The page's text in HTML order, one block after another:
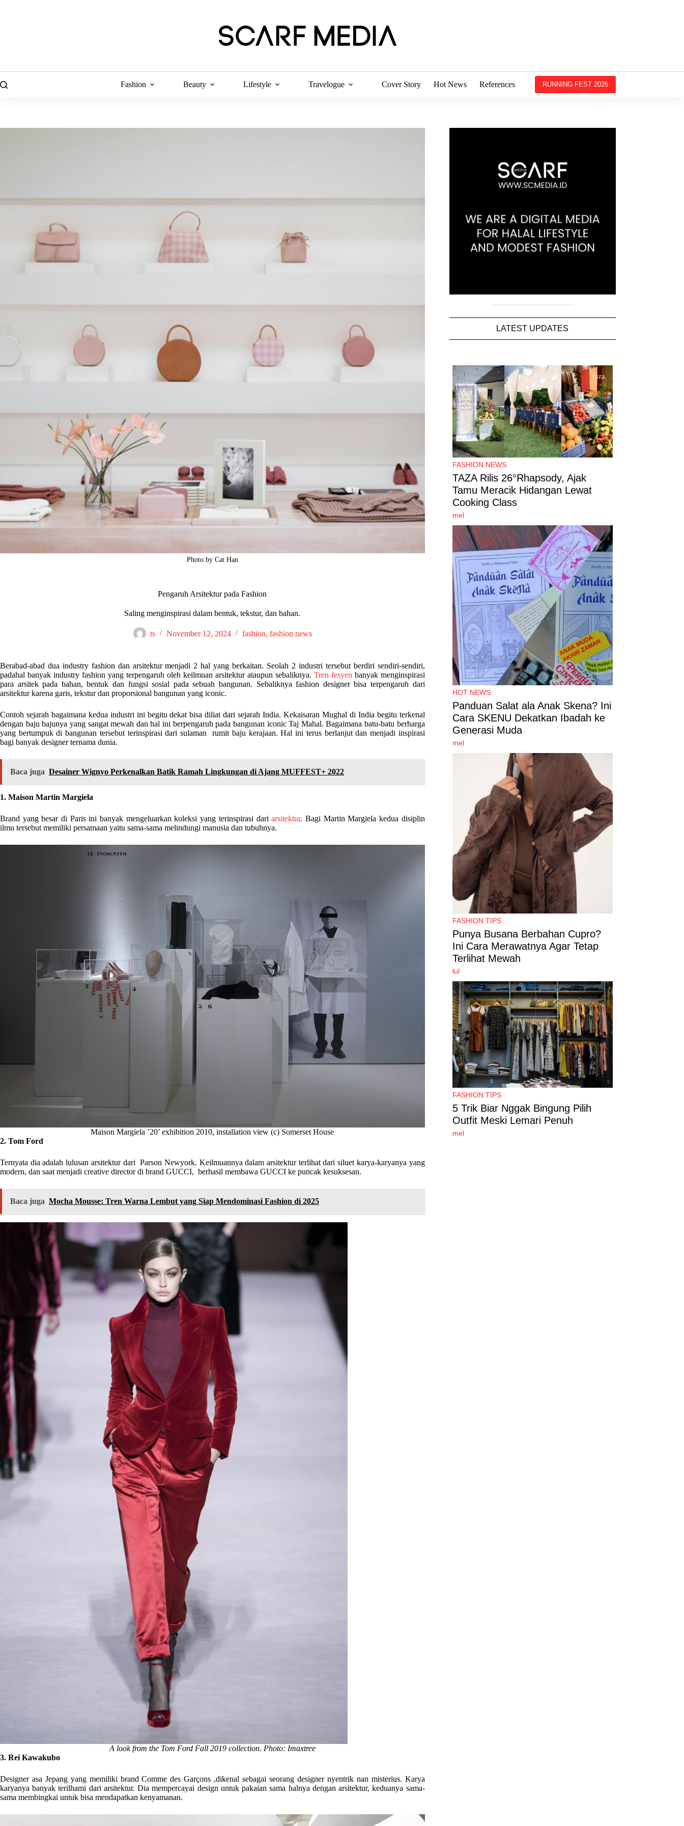
Fashion Beauty Lifestyle Travelogue Cover Story Hot News References RUNNING FEST 2026
Photo by Cat Han
Pengaruh Arsitektur pada Fashion
Saling menginspirasi dalam bentuk, tekstur, dan bahan.
ts November 12, 2024 fashion, fashion news
Berabad-abad dua industry fashion dan arsitektur menjadi 2 hal yang berkaitan. Seolah 2 industri tersebut berdiri sendiri-sendiri,
padahal banyak industry fashion yang terpengaruh oleh keilmuan arsitektur ataupun sebaliknya. Tren fesyen banyak menginspirasi
para arsitek pada bahan, bentuk dan fungsi sosial pada sebuah bangunan. Sebaliknya fashion designer bisa terpengaruh dari
arsitektur karena garis, tekstur dan proporsional bangunan yang iconic.
Contoh sejarah bagaimana kedua industri ini begitu dekat bisa diliat dari sejarah India. Kekaisaran Mughal di India begitu terkenal
dengan baju bajunya yang sangat mewah dan hal ini berpengaruh pada bangunan iconic Taj Mahal. Bagaimana batu-batu berharga
yang bertumpuk di bangunan tersebut terinspirasi dari sulaman rumit baju kerajaan. Hal ini terus berlanjut dan menjadi inspirasi
bagi banyak designer ternama dunia.
Baca juga Desainer Wignyo Perkenalkan Batik Ramah Lingkungan di Ajang MUFFEST+ 2022
1. Maison Martin Margiela
Brand yang besar di Paris ini banyak mengeluarkan koleksi yang terinspirasi dariarsitektur. Bagi Martin Margiela kedua disiplin
ilmu tersebut memiliki persamaan yaitu sama-sama melindungi manusia dan tubuhnya.
Maison Margiela ’20’ exhibition 2010, installation view (c) Somerset House
2. Tom Ford
Ternyata dia adalah lulusan arsitektur dari Parson Newyork. Keilmuannya dalam arsitektur terlihat dari siluet karya-karyanya yang
modern, dan saat menjadi creative director di brand GUCCI, berhasil membawa GUCCI ke puncak kesuksesan.
Baca juga Mocha Mousse: Tren Warna Lembut yang Siap Mendominasi Fashion di 2025
A look from the Tom Ford Fall 2019 collection. Photo: Imaxtree
3. Rei Kawakubo
Designer asa Jepang yang memiliki brand Comme des Garçons ,dikenal sebagai seorang designer nyentrik nan misterius. Karya
karyanya banyak terilhami dari arsitektur. Dia mempercayai design untuk pakaian sama halnya dengan arsitektur, keduanya sama-
sama membingkai untuk bisa mendapatkan kenyamanan.
LATEST UPDATES
FASHION NEWS
TAZA Rilis 26°Rhapsody, Ajak
Tamu Meracik Hidangan Lewat
Cooking Class
mel
HOT NEWS
Panduan Salat ala Anak Skena? Ini
Cara SKENU Dekatkan Ibadah ke
Generasi Muda
mel
FASHION TIPS
Punya Busana Berbahan Cupro?
Ini Cara Merawatnya Agar Tetap
Terlihat Mewah
lul
FASHION TIPS
5 Trik Biar Nggak Bingung Pilih
Outfit Meski Lemari Penuh
mel